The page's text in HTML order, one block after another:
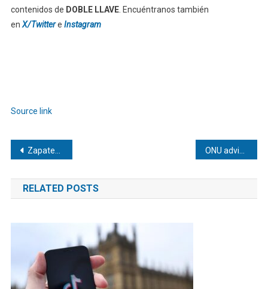
contenidos de DOBLE LLAVE. Encuéntranos también
en X/Twittere Instagram
Source link
Navegación
de
entradas
Zapatero niega al juez que ejerciera influencia para favorecer a Plus Ultra
RELATED POSTS